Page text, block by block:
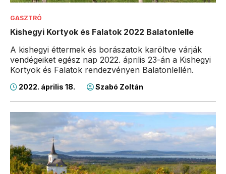
GASZTRÓ
Kishegyi Kortyok és Falatok 2022 Balatonlelle
A kishegyi éttermek és borászatok karöltve várják
vendégeiket egész nap 2022. április 23-án a Kishegyi
Kortyok és Falatok rendezvényen Balatonlellén.
2022. április 18. Szabó Zoltán